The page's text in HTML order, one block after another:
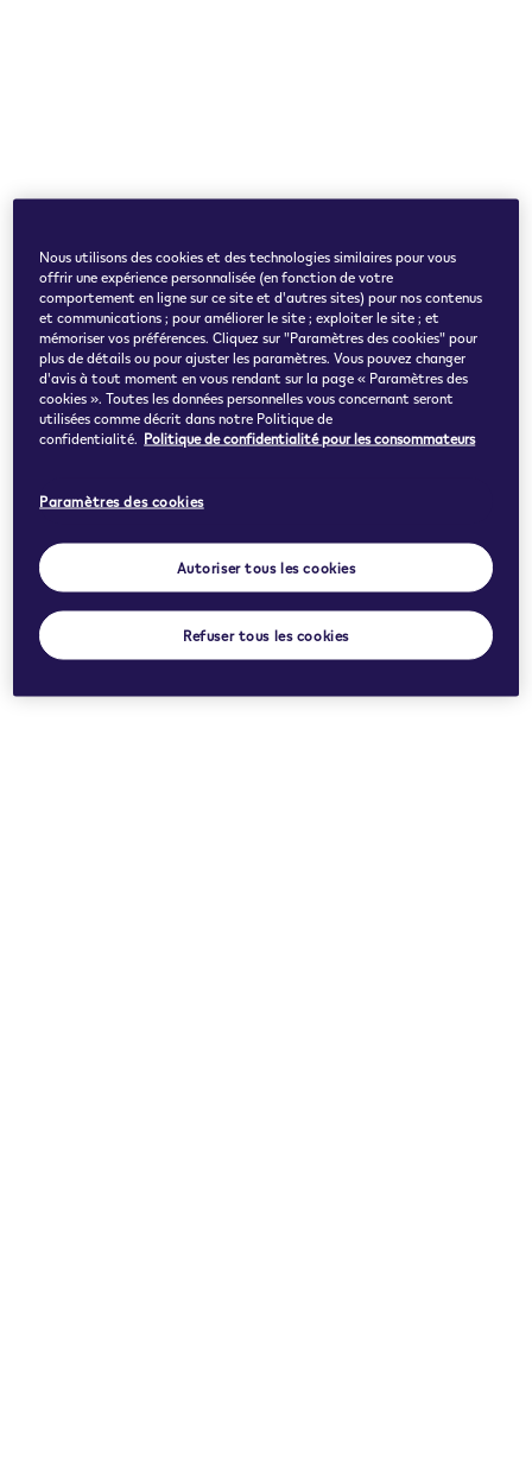
Nous utilisons des cookies et des technologies similaires pour vous
offrir une expérience personnalisée (en fonction de votre
comportement en ligne sur ce site et d'autres sites) pour nos contenus
et communications ; pour améliorer le site ; exploiter le site ; et
mémoriser vos préférences. Cliquez sur "Paramètres des cookies" pour
plus de détails ou pour ajuster les paramètres. Vous pouvez changer
d'avis à tout moment en vous rendant sur la page « Paramètres des
cookies ». Toutes les données personnelles vous concernant seront
utilisées comme décrit dans notre Politique de
confidentialité. Politique de confidentialité pour les consommateurs
Paramètres des cookies
Autoriser tous les cookies
Refuser tous les cookies